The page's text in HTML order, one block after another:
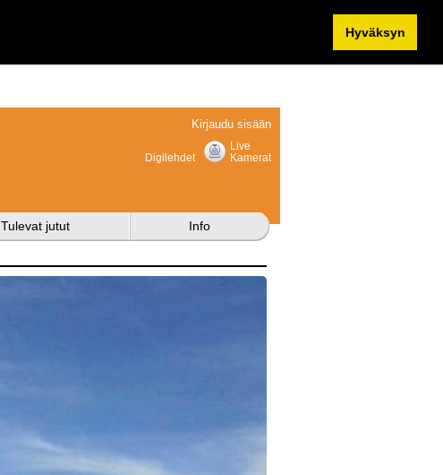
Hyväksyn
Kirjaudu sisään
Live
Kamerat
Digilehdet
Tulevat jutut Info